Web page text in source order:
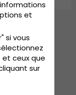
et
si vous
et ceux que
sur